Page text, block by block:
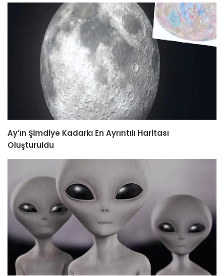
Ay’ın Şimdiye Kadarkı En Ayrıntılı Haritası
Oluşturuldu